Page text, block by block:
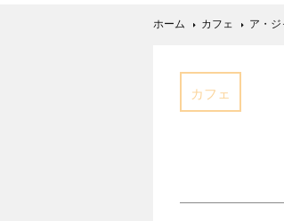
ホーム カフェ ア・ジ
カフェ